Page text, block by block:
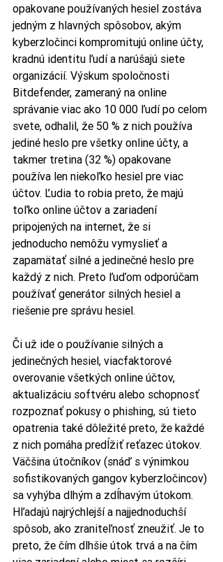
opakovane používaných hesiel zostáva
jedným z hlavných spôsobov, akým
kyberzločinci kompromitujú online účty,
kradnú identitu ľudí a narúšajú siete
organizácií. Výskum spoločnosti
Bitdefender, zameraný na online
správanie viac ako 10 000 ľudí po celom
svete, odhalil, že 50 % z nich používa
jediné heslo pre všetky online účty, a
takmer tretina (32 %) opakovane
používa len niekoľko hesiel pre viac
účtov. Ľudia to robia preto, že majú
toľko online účtov a zariadení
pripojených na internet, že si
jednoducho nemôžu vymyslieť a
zapamätať silné a jedinečné heslo pre
každý z nich. Preto ľuďom odporúčam
používať generátor silných hesiel a
riešenie pre správu hesiel.
Či už ide o používanie silných a
jedinečných hesiel, viacfaktorové
overovanie všetkých online účtov,
aktualizáciu softvéru alebo schopnosť
rozpoznať pokusy o phishing, sú tieto
opatrenia také dôležité preto, že každé
z nich pomáha predĺžiť reťazec útokov.
Väčšina útočníkov (snáď s výnimkou
sofistikovaných gangov kyberzločincov)
sa vyhýba dlhým a zdĺhavým útokom.
Hľadajú najrýchlejší a najjednoduchší
spôsob, ako zraniteľnosť zneužiť. Je to
preto, že čím dlhšie útok trvá a na čím